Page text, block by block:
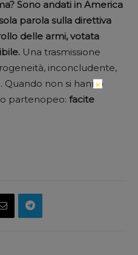
Sono andati in America
parola sulla direttiva
delle armi, votata
Una trasmissione
inconcludente,
Quando non si hanno
partenopeo: facite
×